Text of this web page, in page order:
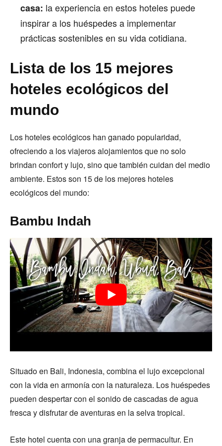
casa: la experiencia en estos hoteles puede
inspirar a los huéspedes a implementar
prácticas sostenibles en su vida cotidiana.
Lista de los 15 mejores
hoteles ecológicos del
mundo
Los hoteles ecológicos han ganado popularidad,
ofreciendo a los viajeros alojamientos que no solo
brindan confort y lujo, sino que también cuidan del medio
ambiente. Estos son 15 de los mejores hoteles
ecológicos del mundo:
Bambu Indah
Situado en Bali, Indonesia, combina el lujo excepcional
con la vida en armonía con la naturaleza. Los huéspedes
pueden despertar con el sonido de cascadas de agua
fresca y disfrutar de aventuras en la selva tropical.
Este hotel cuenta con una granja de permacultur. En